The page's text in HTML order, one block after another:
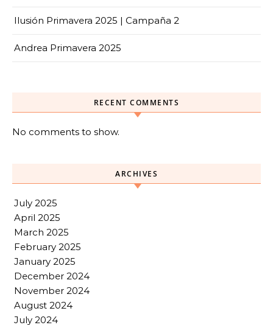
Ilusión Primavera 2025 | Campaña 2
Andrea Primavera 2025
RECENT COMMENTS
No comments to show.
ARCHIVES
July 2025
April 2025
March 2025
February 2025
January 2025
December 2024
November 2024
August 2024
July 2024